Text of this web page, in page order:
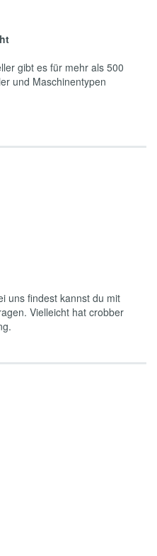
gibt es für mehr als 500
und Maschinentypen
uns findest kannst du mit
Vielleicht hat crobber